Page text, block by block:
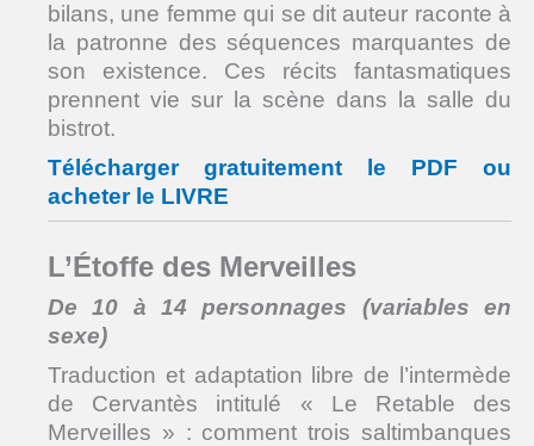
bilans, une femme qui se dit auteur raconte à
la patronne des séquences marquantes de
son existence. Ces récits fantasmatiques
prennent vie sur la scène dans la salle du
bistrot.
Télécharger gratuitement le PDF ou
acheter le LIVRE
L’Étoffe des Merveilles
De 10 à 14 personnages (variables en
sexe)
Traduction et adaptation libre de l’intermède
de Cervantès intitulé « Le Retable des
Merveilles » : comment trois saltimbanques